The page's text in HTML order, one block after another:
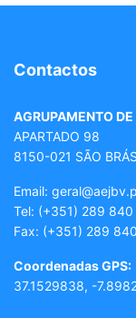
Contactos
AGRUPAMENTO
APARTADO 98
8150-021 SÃO
Email: geral
Tel: (+351) 289 840
Fax: (+351) 289
Coordenadas GPS:
37.1529838, -